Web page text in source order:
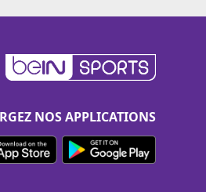
NOS APPLICATIONS